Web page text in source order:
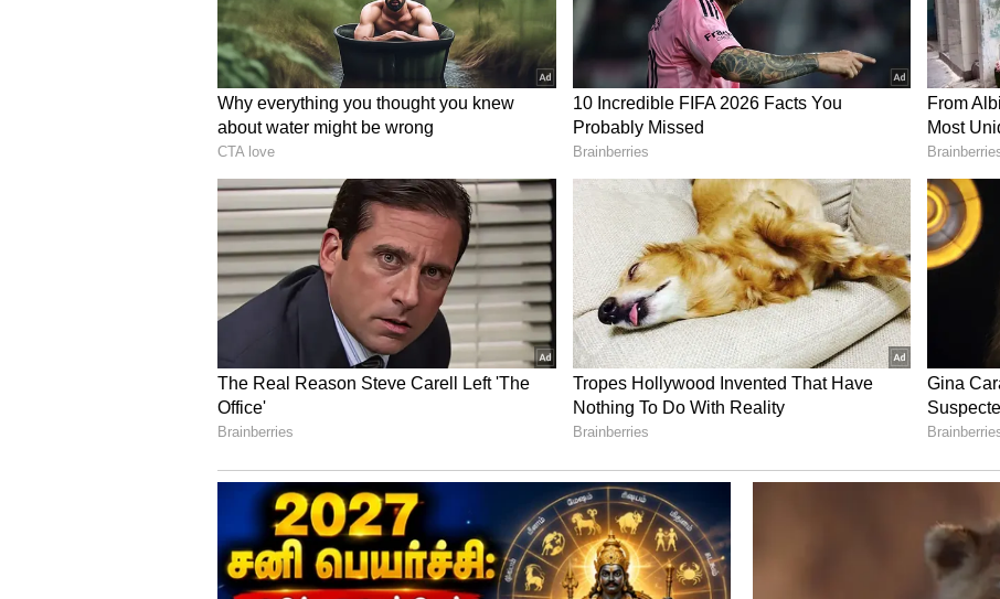
சம்பளத்திற்கு ஏற்ற பைக் தேர்வு
மாதம் ரூ.15,000 சம்பளம் பெறுபவர்கள் குறைந்த விலை மற்றும் அதிக மைலேஜ்
தரும் பைக்குகளைத் தேர்வு செய்வது நல்லது. ரூ.25,000 வருமானம் உள்ளவர்கள்
ஸ்டைலான பயணப் பைக்குகளை பரிசீலிக்கலாம். ரூ.50,000 சம்பளம்
பெறுபவர்கள் பிரீமியம் வகை குரூசர் பைக்குகளைத் தேர்வு செய்யலாம். மாதம்
ரூ.1 லட்சம் அல்லது அதற்கு மேல் வருமானம் உள்ளவர்கள் உயர்தர ஸ்போர்ட்ஸ்
அல்லது பிரீமியம் குரூஸர் பைக்குகளை நிதி அழுத்தம் இல்லாமல் வாங்க
முடியும்.